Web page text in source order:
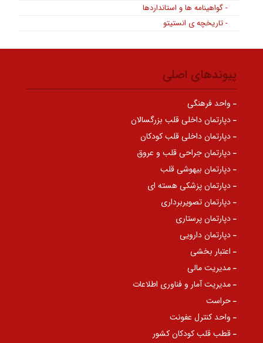
- گواهینامه ها و استانداردها
- تاریخچه ی انستیتو
پیوندهای اصلی
واحد فرهنگی
دپارتمان داخلی قلب بزرگسالان
دپارتمان داخلی قلب کودکان
دپارتمان جراحی قلب و عروق
دپارتمان بیهوشی قلب
دپارتمان پزشکی هسته ای
دپارتمان تصویربرداری
دپارتمان پرستاری
دپارتمان دارویی
اعتبار بخشی
مدیریت مالی
مدیریت آمار و فناوری اطلاعات
حراست
واحد کنترل عفونت
قطب قلب کودکان کشور